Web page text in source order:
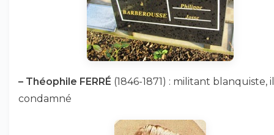
– Théophile FERRÉ (1846-1871) : militant blanquiste,
condamné